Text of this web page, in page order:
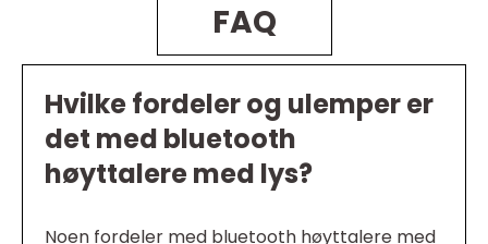
FAQ
Hvilke fordeler og ulemper er
det med bluetooth
høyttalere med lys?
Noen fordeler med bluetooth høyttalere med